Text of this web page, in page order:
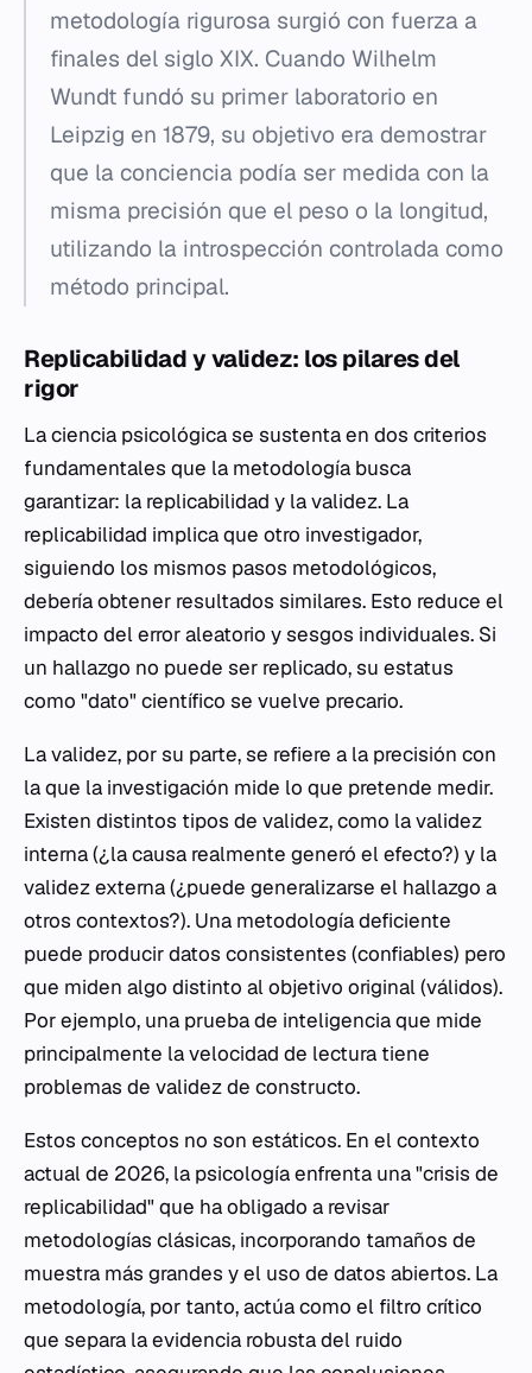
metodología rigurosa surgió con fuerza a
finales del siglo XIX. Cuando Wilhelm
Wundt fundó su primer laboratorio en
Leipzig en 1879, su objetivo era demostrar
que la conciencia podía ser medida con la
misma precisión que el peso o la longitud,
utilizando la introspección controlada como
método principal.
Replicabilidad y validez: los pilares del
rigor
La ciencia psicológica se sustenta en dos criterios
fundamentales que la metodología busca
garantizar: la replicabilidad y la validez. La
replicabilidad implica que otro investigador,
siguiendo los mismos pasos metodológicos,
debería obtener resultados similares. Esto reduce el
impacto del error aleatorio y sesgos individuales. Si
un hallazgo no puede ser replicado, su estatus
como "dato" científico se vuelve precario.
La validez, por su parte, se refiere a la precisión con
la que la investigación mide lo que pretende medir.
Existen distintos tipos de validez, como la validez
interna (¿la causa realmente generó el efecto?) y la
validez externa (¿puede generalizarse el hallazgo a
otros contextos?). Una metodología deficiente
puede producir datos consistentes (confiables) pero
que miden algo distinto al objetivo original (válidos).
Por ejemplo, una prueba de inteligencia que mide
principalmente la velocidad de lectura tiene
problemas de validez de constructo.
Estos conceptos no son estáticos. En el contexto
actual de 2026, la psicología enfrenta una "crisis de
replicabilidad" que ha obligado a revisar
metodologías clásicas, incorporando tamaños de
muestra más grandes y el uso de datos abiertos. La
metodología, por tanto, actúa como el filtro crítico
que separa la evidencia robusta del ruido